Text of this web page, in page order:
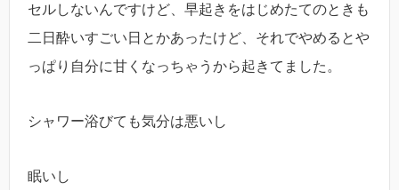
セルしないんですけど、早起きをはじめたてのときも
二日酔いすごい日とかあったけど、それでやめるとや
っぱり自分に甘くなっちゃうから起きてました。
シャワー浴びても気分は悪いし
眠いし